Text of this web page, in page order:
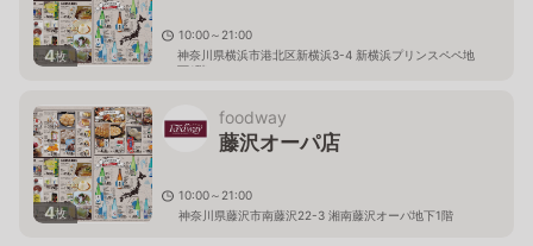
4枚
10:00～21:00
神奈川県横浜市港北区新横浜3-4 新横浜プリンスペペ地
下1階
4枚
foodway
藤沢オーパ店
10:00～21:00
神奈川県藤沢市南藤沢22-3 湘南藤沢オーパ地下1階